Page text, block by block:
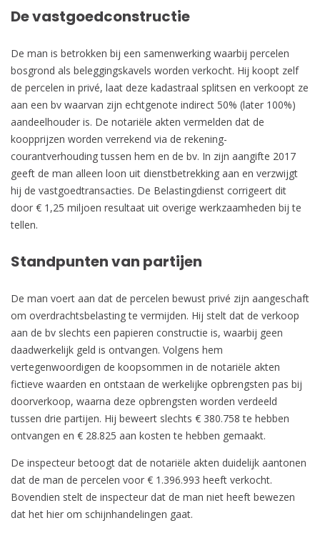
De vastgoedconstructie
De man is betrokken bij een samenwerking waarbij percelen
bosgrond als beleggingskavels worden verkocht. Hij koopt zelf
de percelen in privé, laat deze kadastraal splitsen en verkoopt ze
aan een bv waarvan zijn echtgenote indirect 50% (later 100%)
aandeelhouder is. De notariële akten vermelden dat de
koopprijzen worden verrekend via de rekening-
courantverhouding tussen hem en de bv. In zijn aangifte 2017
geeft de man alleen loon uit dienstbetrekking aan en verzwijgt
hij de vastgoedtransacties. De Belastingdienst corrigeert dit
door € 1,25 miljoen resultaat uit overige werkzaamheden bij te
tellen.
Standpunten van partijen
De man voert aan dat de percelen bewust privé zijn aangeschaft
om overdrachtsbelasting te vermijden. Hij stelt dat de verkoop
aan de bv slechts een papieren constructie is, waarbij geen
daadwerkelijk geld is ontvangen. Volgens hem
vertegenwoordigen de koopsommen in de notariële akten
fictieve waarden en ontstaan de werkelijke opbrengsten pas bij
doorverkoop, waarna deze opbrengsten worden verdeeld
tussen drie partijen. Hij beweert slechts € 380.758 te hebben
ontvangen en € 28.825 aan kosten te hebben gemaakt.
De inspecteur betoogt dat de notariële akten duidelijk aantonen
dat de man de percelen voor € 1.396.993 heeft verkocht.
Bovendien stelt de inspecteur dat de man niet heeft bewezen
dat het hier om schijnhandelingen gaat.